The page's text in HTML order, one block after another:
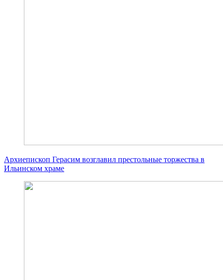
Архиепископ Герасим возглавил престольные торжества в
Ильинском храме